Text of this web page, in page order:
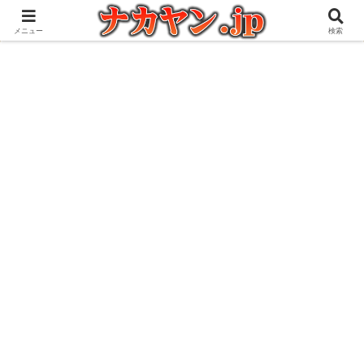
アウトドアとガジェット好きな管理人の愉快な日々を綴るブログ
メニュー 検索